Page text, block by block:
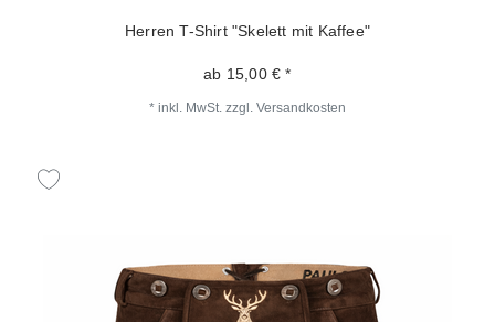
Herren T-Shirt "Skelett mit Kaffee"
ab 15,00 € *
* inkl. MwSt. zzgl. Versandkosten